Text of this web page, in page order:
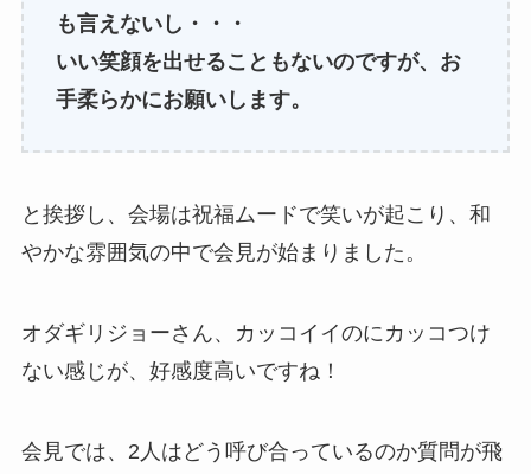
も言えないし・・・
いい笑顔を出せることもないのですが、お
手柔らかにお願いします。
と挨拶し、会場は祝福ムードで笑いが起こり、和
やかな雰囲気の中で会見が始まりました。
オダギリジョーさん、カッコイイのにカッコつけ
ない感じが、好感度高いですね！
会見では、2人はどう呼び合っているのか質問が飛